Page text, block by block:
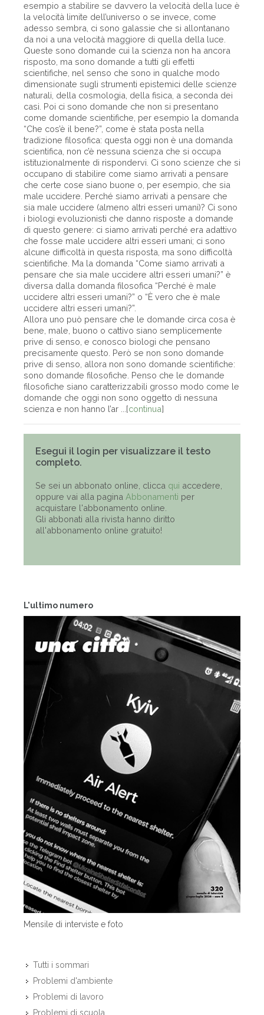
L'ultimo numero
Mensile di interviste e foto
Tutti i sommari
Problemi d'ambiente
Problemi di lavoro
Problemi di scuola
esempio a stabilire se davvero la velocità della luce è
la velocità limite dell’universo o se invece, come
adesso sembra, ci sono galassie che si allontanano
da noi a una velocità maggiore di quella della luce.
Queste sono domande cui la scienza non ha ancora
risposto, ma sono domande a tutti gli effetti
scientifiche, nel senso che sono in qualche modo
dimensionate sugli strumenti epistemici delle scienze
naturali, della cosmologia, della fisica, a seconda dei
casi. Poi ci sono domande che non si presentano
come domande scientifiche, per esempio la domanda
“Che cos’è il bene?”, come è stata posta nella
tradizione filosofica: questa oggi non è una domanda
scientifica, non c’è nessuna scienza che si occupa
istituzionalmente di rispondervi. Ci sono scienze che si
occupano di stabilire come siamo arrivati a pensare
che certe cose siano buone o, per esempio, che sia
male uccidere. Perché siamo arrivati a pensare che
sia male uccidere (almeno altri esseri umani)? Ci sono
i biologi evoluzionisti che danno risposte a domande
di questo genere: ci siamo arrivati perché era adattivo
che fosse male uccidere altri esseri umani; ci sono
alcune difficoltà in questa risposta, ma sono difficoltà
scientifiche. Ma la domanda “Come siamo arrivati a
pensare che sia male uccidere altri esseri umani?” è
diversa dalla domanda filosofica “Perché è male
uccidere altri esseri umani?” o “È vero che è male
uccidere altri esseri umani?”.
Allora uno può pensare che le domande circa cosa è
bene, male, buono o cattivo siano semplicemente
prive di senso, e conosco biologi che pensano
precisamente questo. Però se non sono domande
prive di senso, allora non sono domande scientifiche:
sono domande filosofiche. Penso che le domande
filosofiche siano caratterizzabili grosso modo come le
domande che oggi non sono oggetto di nessuna
scienza e non hanno l’ar ...[continua]
Esegui il login per visualizzare il testo
completo.
Se sei un abbonato online, clicca qui accedere,
oppure vai alla pagina Abbonamenti per
acquistare l'abbonamento online.
Gli abbonati alla rivista hanno diritto
all'abbonamento online gratuito!